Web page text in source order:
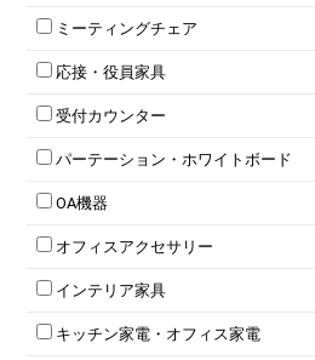
上下連結キャビネット
軽量ラック（スチールラック）
収納家具その他
両開書庫
ラテラル書庫
3人用ロッカー
5人用ロッカー
8人用ロッカー
多人数ロッカー
ダイヤル錠ロッカー
ダイヤル錠ロッカー
ワードローブ・クローゼット
ミーティングテーブル
スタッキングテーブル
ネスティングテーブル
カウンターテーブル
T字脚テーブル
会議テーブルW1200～
会議テーブルW1800～
平行スタックテーブル
会議テーブルその他
ミーティングチェア
キャスター付きミーティングチェア
スタッキングミーティングチェア
テーブル付きミーティングチェア
折りたたみミーティングチェア
ハイチェア
ミーティングチェアその他
応接・役員家具
応接セット
応接ソファ
応接チェア
応接・役員家具その他
受付カウンター
ハイカウンター
ローカウンター
ラウンジカウンター
パーテーション・ホワイトボード
パーテーション
自立タイプパーテーション
パーテーションその他
壁掛けホワイトボード
ホワイトボードその他
OA機器
電話機（ビジネスフォン）
シュレッダー
スクリーン
オフィスアクセサリー
チェア用台車
演台・講演台・演説台
防音パネル
インテリア家具
モールドチェア
ダイニングチェア
キッチン家電・オフィス家電